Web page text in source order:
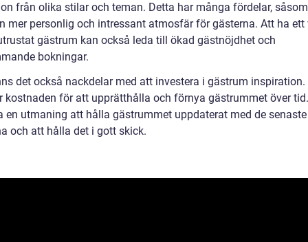
från olika stilar och teman. Detta har många fördelar,
mer personlig och intressant atmosfär för gästerna. Att ha ett
gästrum kan också leda till ökad gästnöjdhet och
bokningar.
det också nackdelar med att investera i gästrum inspiration.
kostnaden för att upprätthålla och förnya gästrummet över
en utmaning att hålla gästrummet uppdaterat med de senaste
och att hålla det i gott skick.